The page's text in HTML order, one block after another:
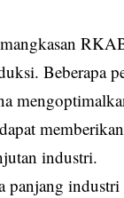
Beberapa
industri.